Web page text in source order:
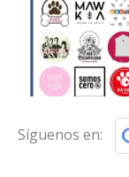
Síguenos en: